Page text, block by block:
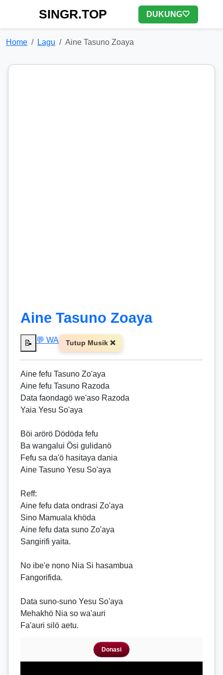
SINGR.TOP DUKUNG🤍
Home Lagu Aine Tasuno Zoaya
Aine Tasuno Zoaya
📝 💬 WA Tutup Musik ❌
Aine fefu Tasuno Zo'aya
Aine fefu Tasuno Razoda
Data faondagö we'aso Razoda
Yaia Yesu So'aya
Böi arörö Dödöda fefu
Ba wangalui Ösi gulidanö
Fefu sa da'ö hasitaya dania
Aine Tasuno Yesu So'aya
Reff:
Aine fefu data ondrasi Zo'aya
Sino Mamuala khöda
Aine fefu data suno Zo'aya
Sangirifi yaita.
No ibe'e nono Nia Si hasambua
Fangorifida.
Data suno-suno Yesu So'aya
Mehakhö Nia so wa'auri
Fa'auri silö aetu.
Donasi